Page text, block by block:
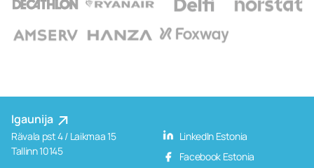
Igaunija
Rävala pst 4 / Laikmaa 15
Tallinn 10145
LinkedIn Estonia
Facebook Estonia